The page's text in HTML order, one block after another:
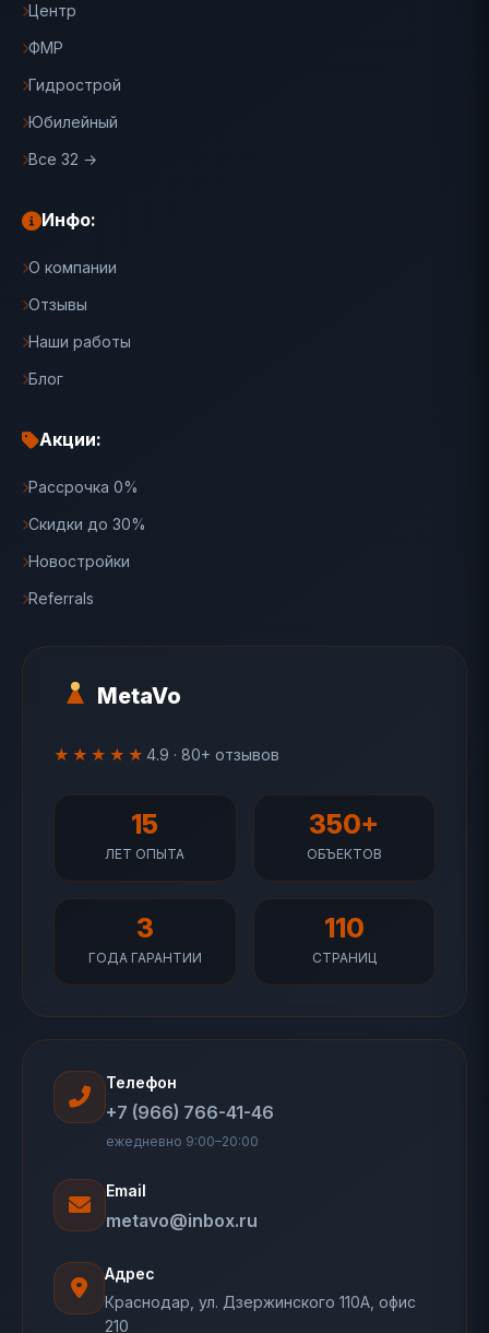
MetaVo
★★★★★ 4.9 · 80+ отзывов
15
ЛЕТ ОПЫТА
350+
ОБЪЕКТОВ
3
ГОДА ГАРАНТИИ
110
СТРАНИЦ
Центр
ФМР
Гидрострой
Юбилейный
Все 32 →
Инфо:
О компании
Отзывы
Наши работы
Блог
Акции:
Рассрочка 0%
Скидки до 30%
Новостройки
Referrals
Телефон
+7 (966) 766-41-46
ежедневно 9:00–20:00
Email
metavo@inbox.ru
Адрес
Краснодар, ул. Дзержинского 110А, офис
210